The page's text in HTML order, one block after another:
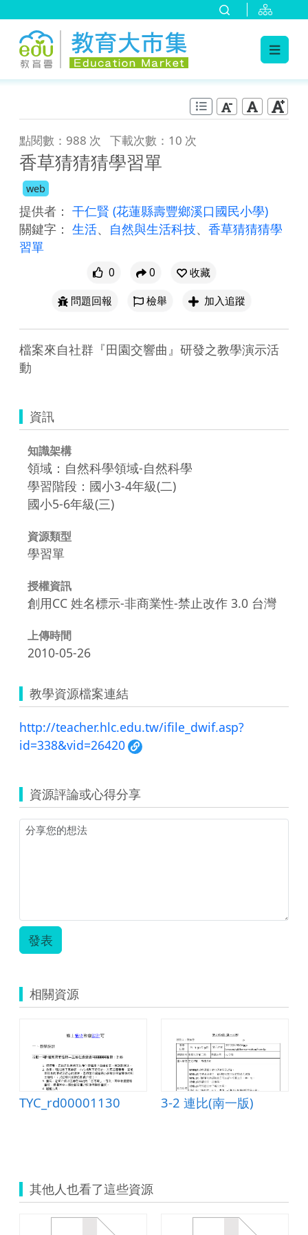
點閱數：988 次 下載次數：10 次
香草猜猜猜學習單
web
提供者： 干仁賢 (花蓮縣壽豐鄉溪口國民小學)
關鍵字： 生活、 自然與生活科技、 香草猜猜猜學
習單
0 0
收藏
問題回報
檢舉 加入追蹤
檔案來自社群『田園交響曲』研發之教學演示活
動
資訊
知識架構
領域：自然科學領域-自然科學
學習階段：國小3-4年級(二)
國小5-6年級(三)
資源類型
學習單
授權資訊
創用CC 姓名標示-非商業性-禁止改作 3.0 台灣
上傳時間
2010-05-26
教學資源檔案連結
http://teacher.hlc.edu.tw/ifile_dwif.asp?
id=338&vid=26420
資源評論或心得分享
發表
相關資源
TYC_rd00001130 3-2 連比(南一版)
其他人也看了這些資源